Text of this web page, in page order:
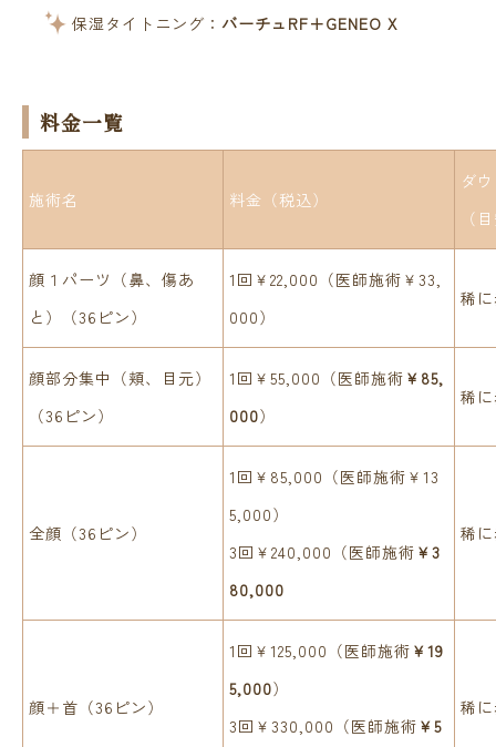
保湿タイトニング： バーチュRF＋GENEO X
料金一覧
施術名 料金（税込）
ダ
（
顔１パーツ（鼻、傷あ
と）（36ピン）
1回￥22,000（医師施術￥33,
000）
稀
顔部分集中（頬、目元）
（36ピン）
1回￥55,000（医師施術 ￥85,
000）
稀
全顔（36ピン）
1回￥85,000（医師施術￥13
5,000）
3回￥240,000（医師施術 ￥3
80,000
稀
顔＋首（36ピン）
1回￥125,000（医師施術 ￥19
5,000）
3回￥330,000（医師施術 ￥5
稀